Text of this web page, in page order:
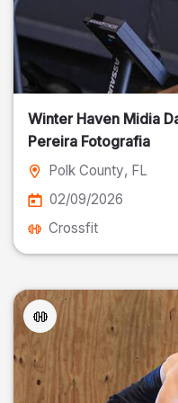
Winter Haven Midia
Pereira Fotografia
Polk County, FL
02/09/2026
Crossfit